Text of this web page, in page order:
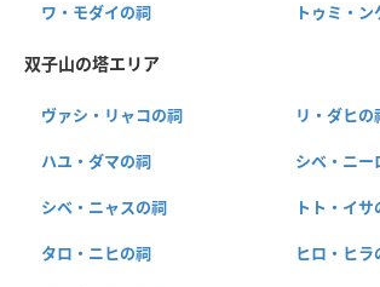
ワ・モダイの祠 トゥミ・ン
双子山の塔エリア
ヴァシ・リャコの祠 リ・ダヒの
ハユ・ダマの祠 シベ・ニー
シベ・ニャスの祠 トト・イサ
タロ・ニヒの祠 ヒロ・ヒラ